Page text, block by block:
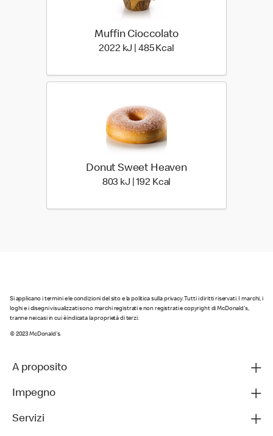
Muffin Cioccolato
2022 kJ | 485 Kcal
Donut Sweet Heaven
803 kJ | 192 Kcal
Si applicano i termini e le condizioni del sito e la politica sulla privacy. Tutti i diritti riservati. I marchi, i
loghi e i disegni visualizzati sono marchi registrati e non registrati e copyright di McDonald's,
tranne nei casi in cui è indicata la proprietà di terzi.
© 2023 McDonald's.
A proposito
Impegno
Servizi